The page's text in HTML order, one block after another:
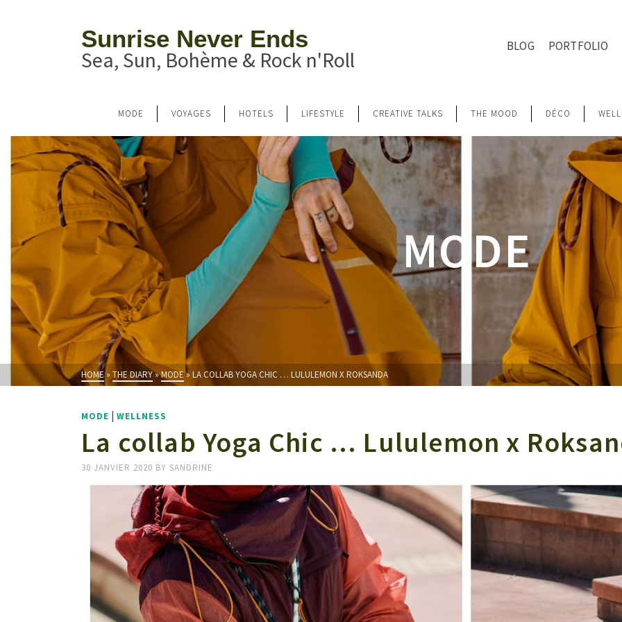
Sunrise Never Ends
Sea, Sun, Bohème & Rock n'Roll
BLOG PORTFOLIO
MODE VOYAGES HOTELS LIFESTYLE CREATIVE TALKS THE MOOD DÉCO
MODE
HOME » THE DIARY»MODE» LA COLLAB YOGA CHIC … LULULEMON X ROKSANDA
MODE | WELLNESS
La collab Yoga Chic … Lululemon x
30 JANVIER 2020 BY SANDRINE